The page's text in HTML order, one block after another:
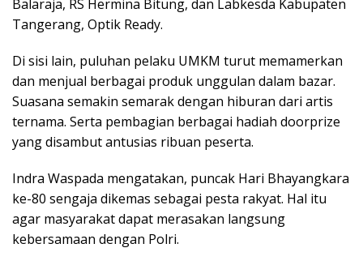
Balaraja, RS Hermina Bitung, dan Labkesda Kabupaten
Tangerang, Optik Ready.
Di sisi lain, puluhan pelaku UMKM turut memamerkan
dan menjual berbagai produk unggulan dalam bazar.
Suasana semakin semarak dengan hiburan dari artis
ternama. Serta pembagian berbagai hadiah doorprize
yang disambut antusias ribuan peserta.
Indra Waspada mengatakan, puncak Hari Bhayangkara
ke-80 sengaja dikemas sebagai pesta rakyat. Hal itu
agar masyarakat dapat merasakan langsung
kebersamaan dengan Polri.